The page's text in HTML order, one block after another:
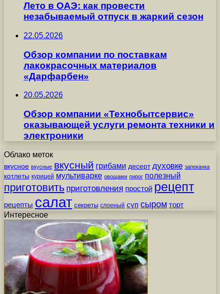
Лето в ОАЭ: как провести
незабываемый отпуск в жаркий сезон
22.05.2026
Обзор компании по поставкам
лакокрасочных материалов
«Дарфарбен»
20.05.2026
Обзор компании «Технобытсервис»
оказывающей услуги ремонта техники и
электроники
Облако меток
вкусное вкусные вкусный грибами десерт духовке запеканка
котлеты курицей мультиварке овощами пирог полезный
приготовить приготовления простой рецепт
рецепты салат секреты слоеный суп сыром торт
Интересное